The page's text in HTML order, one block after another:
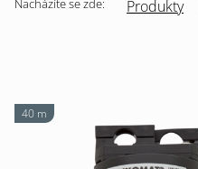
Nacházíte se zde: Produkty
40 m